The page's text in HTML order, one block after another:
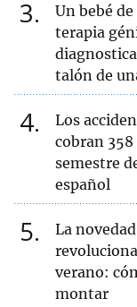
3
Un bebé
terapia
talón de
4
Los
cobran
semestre
español
5
La
verano:
montar